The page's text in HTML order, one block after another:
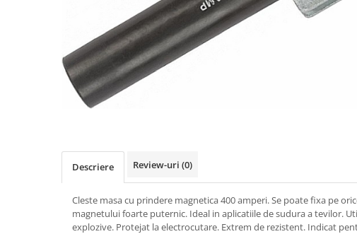
Magneti pentru sudura
Cablu sudura
Mese sudura
Taiere cu plasma
Accesorii plasma
Consumabile P80
Consumabile PT40
Descriere Review-uri (0)
Cleste masa cu prindere magnetica 400 amperi. Se poate fixa pe
magnetului foarte puternic. Ideal in aplicatiile de sudura a tevilor.
explozive. Protejat la electrocutare. Extrem de rezistent. Indicat